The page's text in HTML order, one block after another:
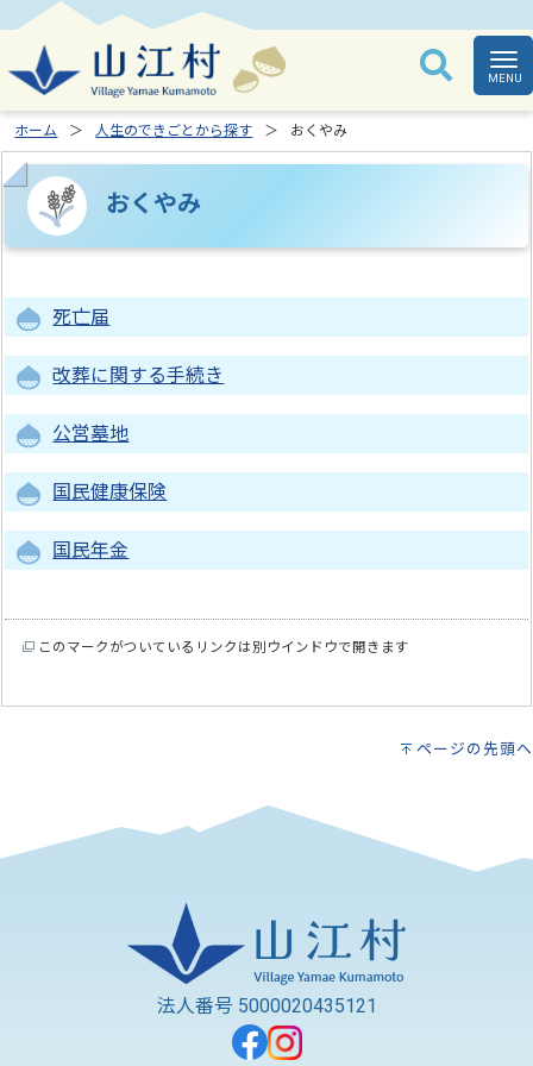
ホーム 人生のできごとから探す おくやみ
おくやみ
死亡届
改葬に関する手続き
公営墓地
国民健康保険
国民年金
このマークがついているリンクは別ウインドウで開きます
ページの先頭へ
法人番号 5000020435121